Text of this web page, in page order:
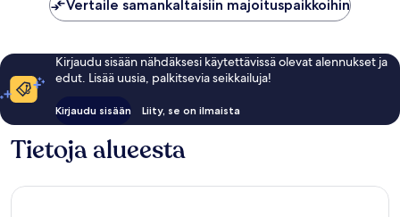
Vertaile samankaltaisiin majoituspaikkoihin
Kirjaudu sisään nähdäksesi käytettävissä olevat alennukset ja
edut. Lisää uusia, palkitsevia seikkailuja!
Kirjaudu sisään Liity, se on ilmaista
Tietoja alueesta